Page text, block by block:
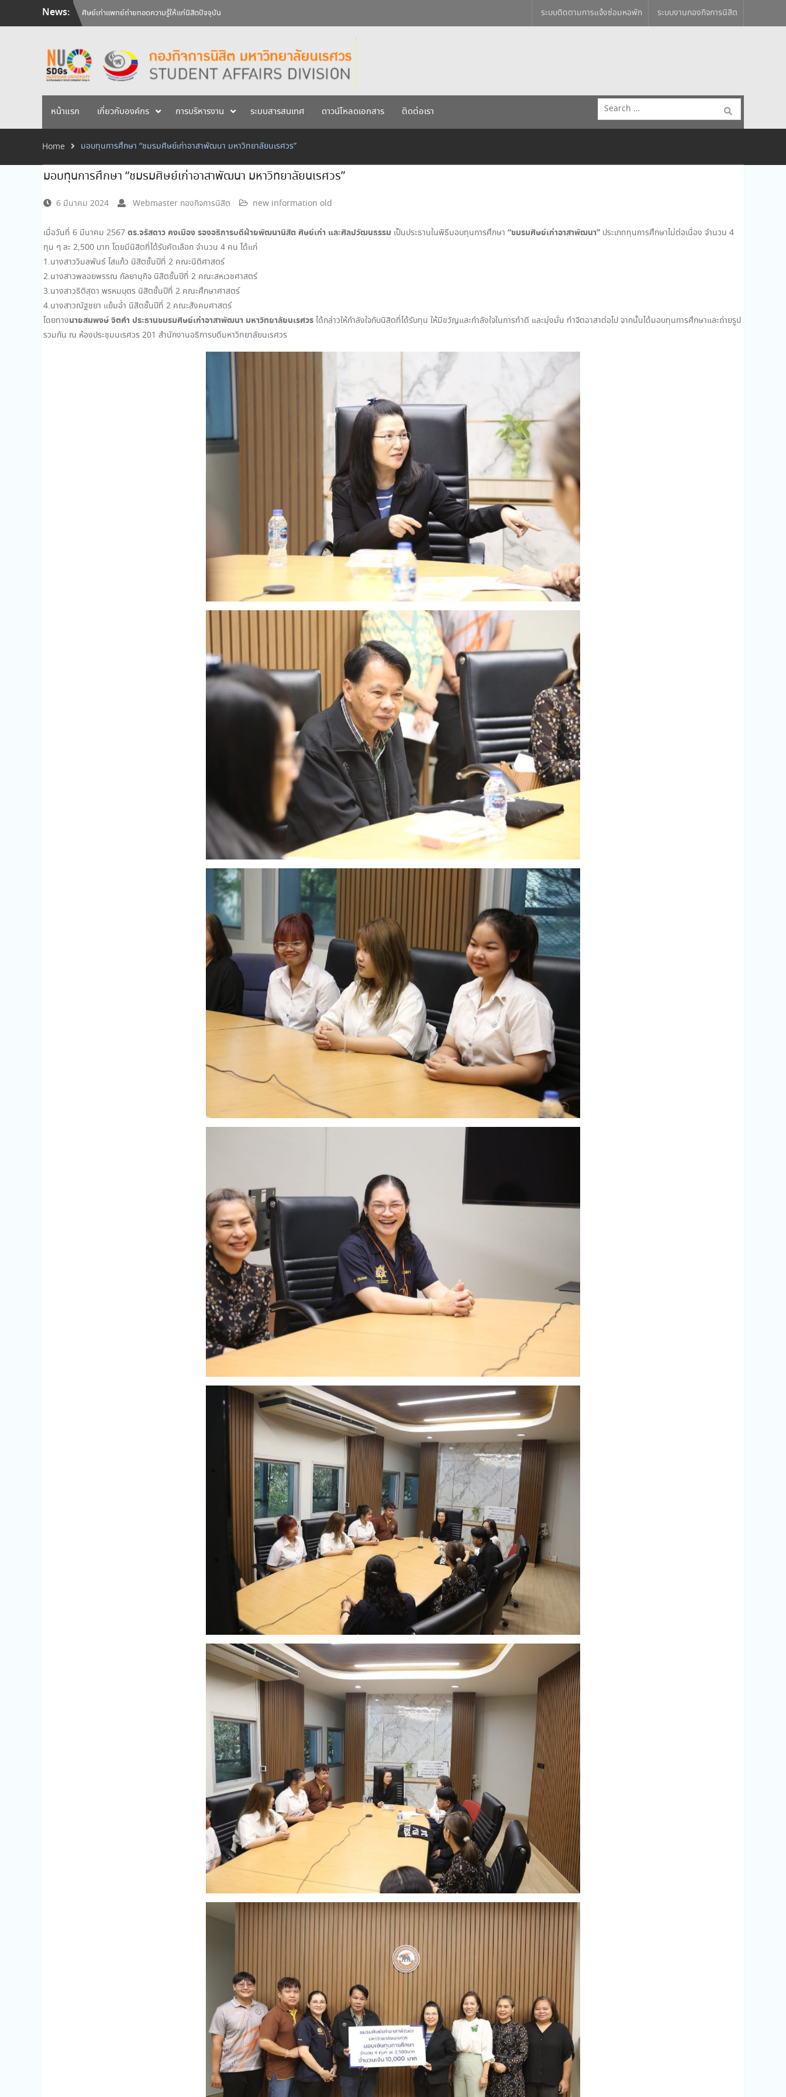
News:
วันคล้ายวันสถาปนามหาวิทยาลัยนเรศวร ครบรอบ 36 ปี 29 กรกฎาคม 2569
สัมภาษณ์นิสิตเพื่อพิจารณาเข้ารับทุนการศึกษามหาวิทยาลัยนเรศวร ประจำปีการศึกษา 256
ระบบติดตามการแจ้งซ่อมหอพัก ระบบงานกองกิจการนิสิต
หน้าแรก เกี่ยวกับองค์กร การบริหารงาน ระบบสารสนเทศ ดาวน์โหลดเอกสาร ติดต่อเรา
Search
for:
Home มอบทุนการศึกษา “ชมรมศิษย์เก่าอาสาพัฒนา มหาวิทยาลัยนเรศวร”
มอบทุนการศึกษา “ชมรมศิษย์เก่าอาสาพัฒนา มหาวิทยาลัยนเรศวร”
6 มีนาคม 2024 Webmaster กองกิจการนิสิต new information old
เมื่อวันที่ 6 มีนาคม 2567 ดร.จรัสดาว คงเมือง รองอธิการบดีฝ่ายพัฒนานิสิต ศิษย์เก่า และศิลปวัฒนธรรม เป็นประธานในพิธีมอบทุนการศึกษา “ชมรมศิษย์เก่าอาสาพัฒนา” ประเภททุนการศึกษาไม่ต่อเนื่อง จำนวน 4
ทุน ๆ ละ 2,500 บาท โดยมีนิสิตที่ได้รับคัดเลือก จำนวน 4 คน ได้แก่
1.นางสาววิมลพันธ์ โสแก้ว นิสิตชั้นปีที่ 2 คณะนิติศาสตร์
2.นางสาวพลอยพรรณ กัลยานุกิจ นิสิตชั้นปีที่ 2 คณะสหเวชศาสตร์
3.นางสาวธิติสุดา พรหมบุตร นิสิตชั้นปีที่ 2 คณะศึกษาศาสตร์
4.นางสาวณัฐชยา แย้มอ่ำ นิสิตชั้นปีที่ 2 คณะสังคมศาสตร์
โดยทางนายสมพงษ์ จิตคำ ประธานชมรมศิษย์เก่าอาสาพัฒนา มหาวิทยาลัยนเรศวร ได้กล่าวให้กำลังใจกับนิสิตที่ได้รับทุน ให้มีขวัญและกำลังใจในการทำดี และมุ่งมั่น ทำจิตอาสาต่อไป จากนั้นได้มอบทุนการศึกษาและถ่ายรูป
รวมกัน ณ ห้องประชุมนเรศวร 201 สำนักงานอธิการบดีมหาวิทยาลัยนเรศวร